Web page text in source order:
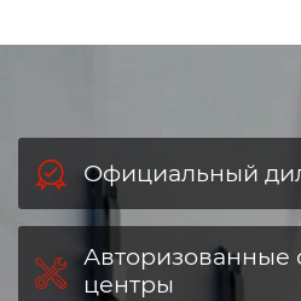
Официальный
Авторизованные
центры